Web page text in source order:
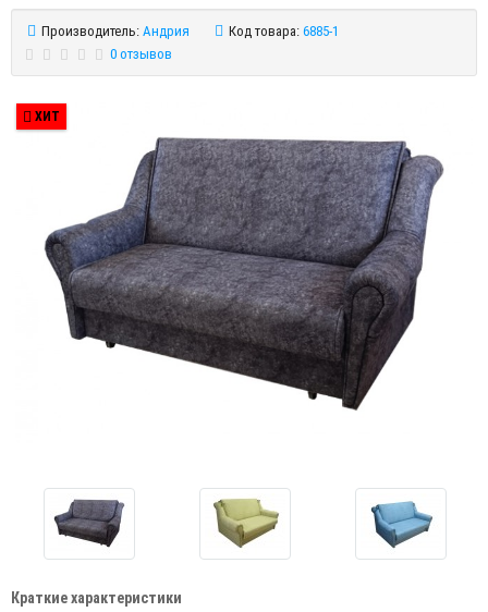
Производитель: Андрия Код товара: 6885-1
0 отзывов
ХИТ
Краткие характеристики